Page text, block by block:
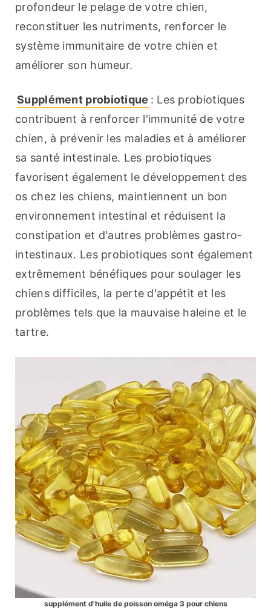
profondeur le pelage de votre chien,
reconstituer les nutriments, renforcer le
système immunitaire de votre chien et
améliorer son humeur.
Supplément probiotique : Les probiotiques
contribuent à renforcer l'immunité de votre
chien, à prévenir les maladies et à améliorer
sa santé intestinale. Les probiotiques
favorisent également le développement des
os chez les chiens, maintiennent un bon
environnement intestinal et réduisent la
constipation et d'autres problèmes gastro-
intestinaux. Les probiotiques sont également
extrêmement bénéfiques pour soulager les
chiens difficiles, la perte d'appétit et les
problèmes tels que la mauvaise haleine et le
tartre.
supplément d'huile de poisson oméga 3 pour chiens